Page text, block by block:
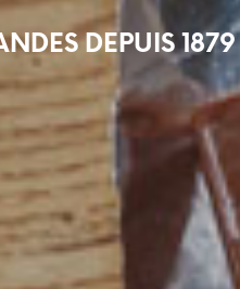
DEPUIS